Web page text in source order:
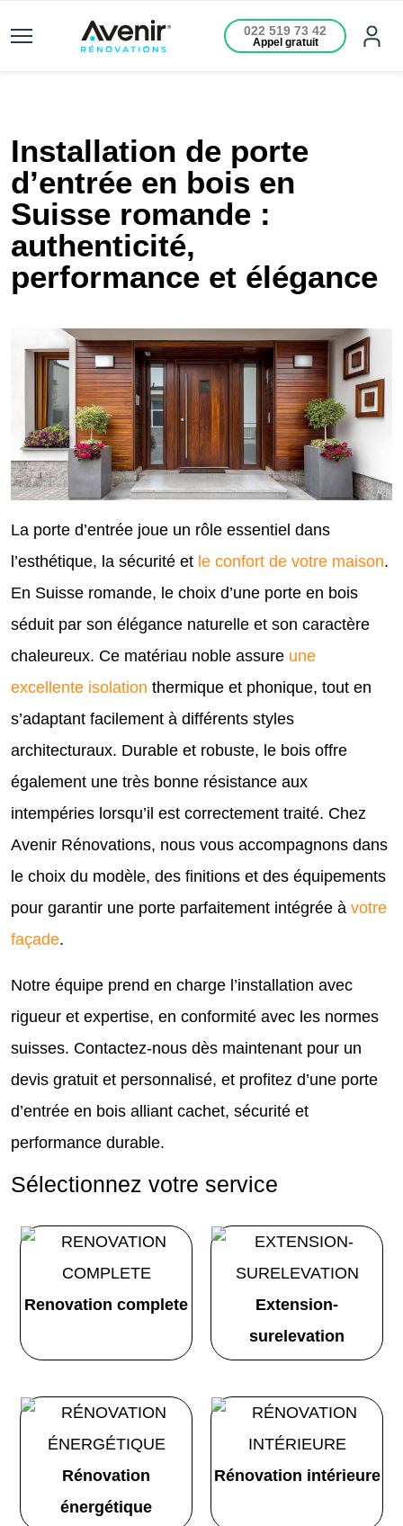
022 519 73 42
Appel gratuit
Installation de porte
d’entrée en bois en
Suisse romande :
authenticité,
performance et élégance
La porte d’entrée joue un rôle essentiel dans
l’esthétique, la sécurité et le confort de votre maison.
En Suisse romande, le choix d’une porte en bois
séduit par son élégance naturelle et son caractère
chaleureux. Ce matériau noble assure une
excellente isolation thermique et phonique, tout en
s’adaptant facilement à différents styles
architecturaux. Durable et robuste, le bois offre
également une très bonne résistance aux
intempéries lorsqu’il est correctement traité. Chez
Avenir Rénovations, nous vous accompagnons dans
le choix du modèle, des finitions et des équipements
pour garantir une porte parfaitement intégrée à votre
façade.
Notre équipe prend en charge l’installation avec
rigueur et expertise, en conformité avec les normes
suisses. Contactez-nous dès maintenant pour un
devis gratuit et personnalisé, et profitez d’une porte
d’entrée en bois alliant cachet, sécurité et
performance durable.
Sélectionnez votre service
Renovation complete
Extension-
surelevation
Rénovation
énergétique
Rénovation intérieure